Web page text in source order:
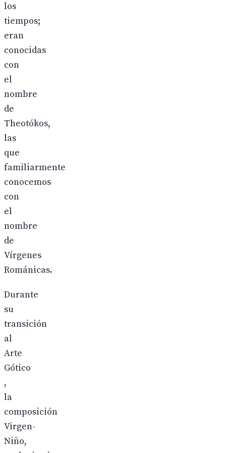
los
tiempos;
eran
conocidas
con
el
nombre
de
Theotókos,
las
que
familiarmente
conocemos
con
el
nombre
de
Vírgenes
Románicas.
Durante
su
transición
al
Arte
Gótico
,
la
composición
Virgen-
Niño,